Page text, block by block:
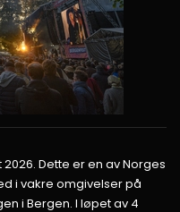
2026. Dette er en av Norges
i vakre omgivelser på
i Bergen. I løpet av 4